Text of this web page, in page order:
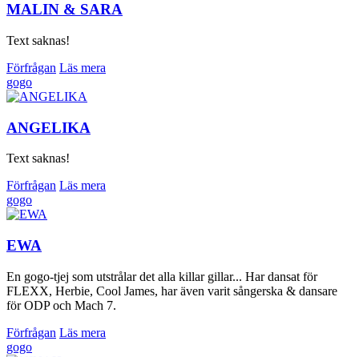
MALIN & SARA
Text saknas!
Förfrågan Läs mera
gogo
ANGELIKA
Text saknas!
Förfrågan Läs mera
gogo
EWA
En gogo-tjej som utstrålar det alla killar gillar... Har dansat för
FLEXX, Herbie, Cool James, har även varit sångerska & dansare
för ODP och Mach 7.
Förfrågan Läs mera
gogo